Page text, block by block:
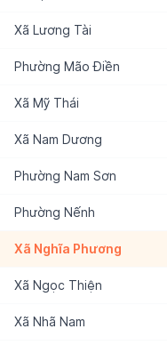
Xã Lương Tài
Phường Mão Điền
Xã Mỹ Thái
Xã Nam Dương
Phường Nam Sơn
Phường Nếnh
Xã Nghĩa Phương
Xã Ngọc Thiện
Xã Nhã Nam